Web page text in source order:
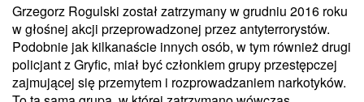
Grzegorz Rogulski został zatrzymany w grudniu 2016 roku
w głośnej akcji przeprowadzonej przez antyterrorystów.
Podobnie jak kilkanaście innych osób, w tym również drugi
policjant z Gryfic, miał być członkiem grupy przestępczej
zajmującej się przemytem i rozprowadzaniem narkotyków.